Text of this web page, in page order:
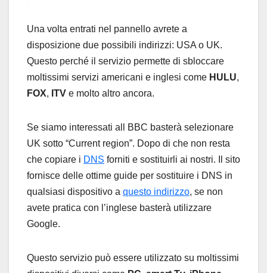
Una volta entrati nel pannello avrete a
disposizione due possibili indirizzi: USA o UK.
Questo perché il servizio permette di sbloccare
moltissimi servizi americani e inglesi come HULU,
FOX, ITV e molto altro ancora.
Se siamo interessati all BBC basterà selezionare
UK sotto “Current region”. Dopo di che non resta
che copiare i DNS forniti e sostituirli ai nostri. Il sito
fornisce delle ottime guide per sostituire i DNS in
qualsiasi dispositivo a questo indirizzo, se non
avete pratica con l’inglese basterà utilizzare
Google.
Questo servizio può essere utilizzato su moltissimi